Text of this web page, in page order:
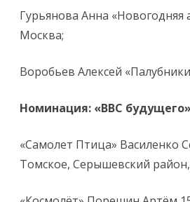
Гурьянова Анна «Новогодняя
Москва;
Воробьев Алексей
Номинация: «ВВС будущего»
«Самолет Птица» Василенко
Томское, Серышевский район,